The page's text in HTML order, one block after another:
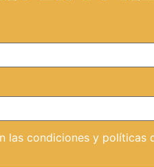
las condiciones y políticas